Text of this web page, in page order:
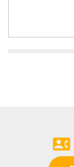
contact_phone